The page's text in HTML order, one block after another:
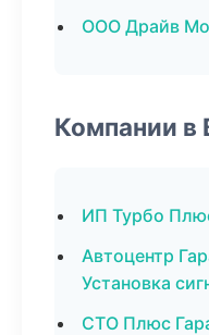
ООО Драйв
Компании в
ИП Турбо
Автоцентр
Установка
СТО Плюс